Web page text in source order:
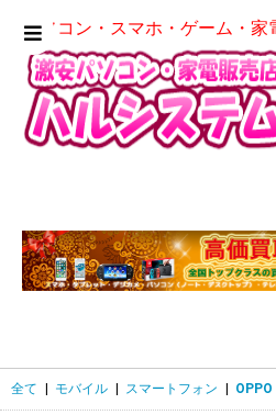
パソコン・スマホ・ゲーム・家
全て | モバイル | スマートフォン | OPPO